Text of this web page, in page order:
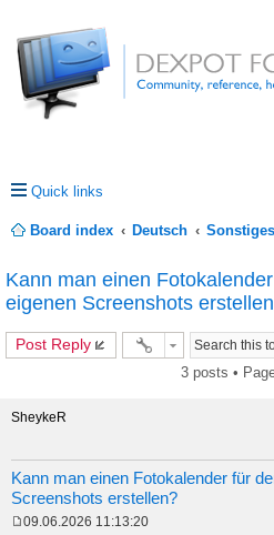
Quick links
Board index Deutsch Sonstiges
Kann man einen
eigenen Screenshots
Post Reply
3 posts •
SheykeR
Kann man einen Fotokalender für
Screenshots erstellen?
09.06.2026 11:13:20